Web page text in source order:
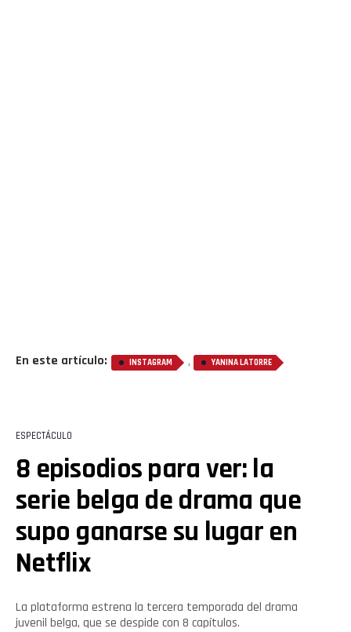
En este artículo: INSTAGRAM , YANINA LATORRE
ESPECTÁCULO
8 episodios para ver: la
serie belga de drama que
supo ganarse su lugar en
Netflix
La plataforma estrena la tercera temporada del drama
juvenil belga, que se despide con 8 capítulos.